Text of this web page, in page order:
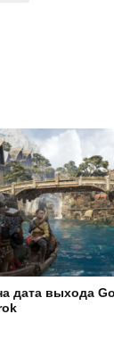
дата выхода